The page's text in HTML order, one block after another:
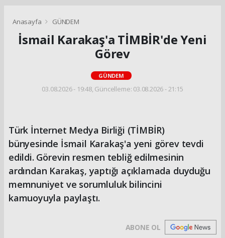
Anasayfa GÜNDEM
İsmail Karakaş'a TİMBİR'de Yeni
Görev
GÜNDEM
03.08.2026 - 19:48, Güncelleme: 03.08.2026 - 21:15
Türk İnternet Medya Birliği (TİMBİR)
bünyesinde İsmail Karakaş'a yeni görev tevdi
edildi. Görevin resmen tebliğ edilmesinin
ardından Karakaş, yaptığı açıklamada duyduğu
memnuniyet ve sorumluluk bilincini
kamuoyuyla paylaştı.
ABONE OL